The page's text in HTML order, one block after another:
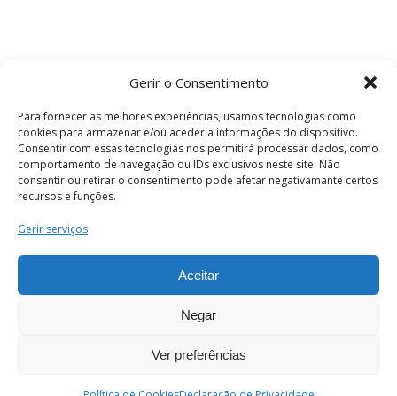
Gerir o Consentimento
Para fornecer as melhores experiências, usamos tecnologias como
cookies para armazenar e/ou aceder a informações do dispositivo.
Consentir com essas tecnologias nos permitirá processar dados, como
comportamento de navegação ou IDs exclusivos neste site. Não
consentir ou retirar o consentimento pode afetar negativamante certos
recursos e funções.
Gerir serviços
Aceitar
Negar
Ver preferências
Termos e Condições
os direitos reservados.